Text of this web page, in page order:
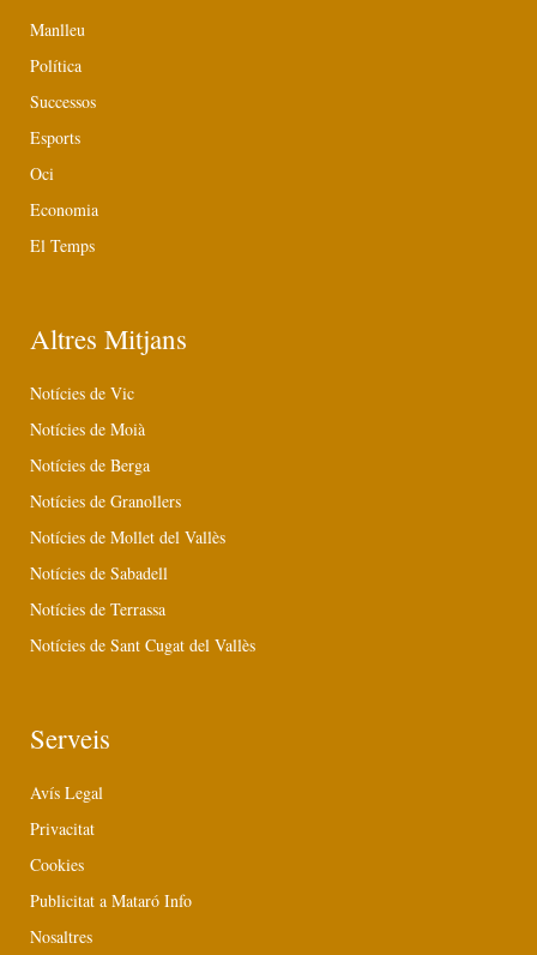
Manlleu
Política
Successos
Esports
Oci
Economia
El Temps
Altres Mitjans
Notícies de Vic
Notícies de Moià
Notícies de Berga
Notícies de Granollers
Notícies de Mollet del Vallès
Notícies de Sabadell
Notícies de Terrassa
Notícies de Sant Cugat del Vallès
Serveis
Avís Legal
Privacitat
Cookies
Publicitat a Mataró Info
Nosaltres